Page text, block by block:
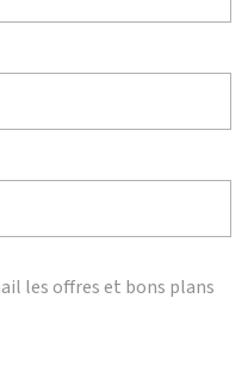
les offres et bons plans